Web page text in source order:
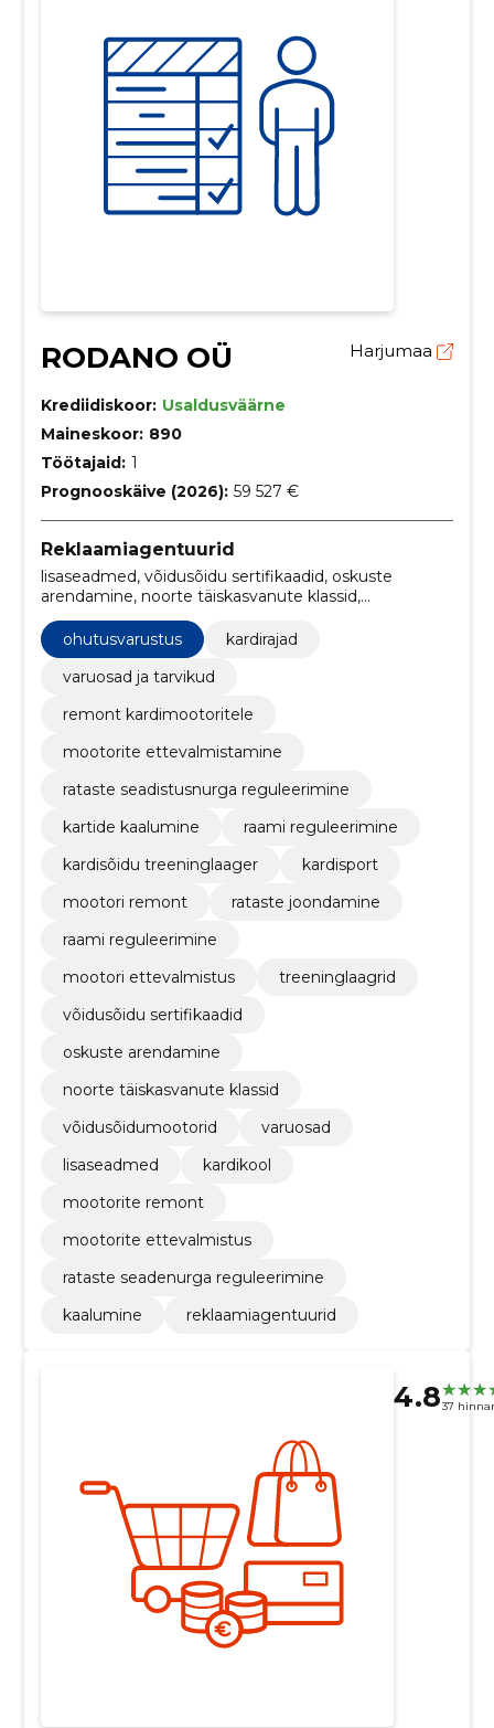
RODANO OÜ Harjumaa
Krediidiskoor: Usaldusväärne
Maineskoor: 890
Töötajaid: 1
Prognooskäive (2026): 59 527 €
Reklaamiagentuurid
lisaseadmed, võidusõidu sertifikaadid, oskuste
arendamine, noorte täiskasvanute klassid,
võidusõidumootorid, varuosad, ohutusvarustus,
mootorite ettevalmistus, kaalumine, rataste
seadenurga reguleerimine
ohutusvarustus
kardirajad
varuosad ja tarvikud
remont kardimootoritele
mootorite ettevalmistamine
rataste seadistusnurga reguleerimine
kartide kaalumine
raami reguleerimine
kardisõidu treeninglaager
kardisport
mootori remont
rataste joondamine
raami reguleerimine
mootori ettevalmistus
treeninglaagrid
võidusõidu sertifikaadid
oskuste arendamine
noorte täiskasvanute klassid
võidusõidumootorid
varuosad
lisaseadmed
kardikool
mootorite remont
mootorite ettevalmistus
rataste seadenurga reguleerimine
kaalumine
reklaamiagentuurid
4.837